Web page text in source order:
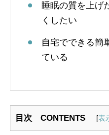
睡眠の質を上げ
くしたい
自宅でできる簡
ている
目次 CONTENTS [表